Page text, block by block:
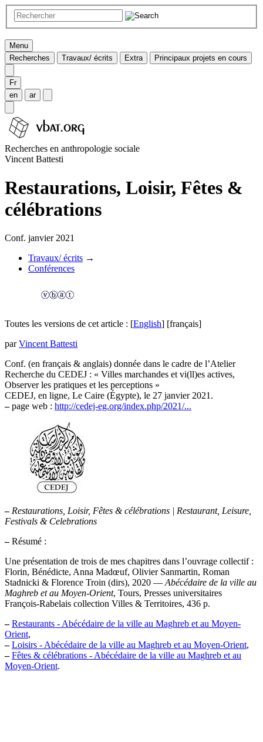
Menu
Recherches
Travaux/ écrits Extra Principaux projets en cours
Fr
en
ar
Recherches en anthropologie sociale
Vincent Battesti
Restaurations, Loisir, Fêtes &
célébrations
Conf. janvier 2021
Travaux/ écrits →
Conférences
Toutes les versions de cet article : [English] [français]
parVincent Battesti
Conf. (en français & anglais) donnée dans le cadre de l’Atelier
Recherche du CEDEJ : « Villes marchandes et vi(ll)es actives,
Observer les pratiques et les perceptions »
CEDEJ, en ligne, Le Caire (Égypte), le 27 janvier 2021.
–page web : http://cedej-eg.org/index.php/2021/...
– Restaurations, Loisir, Fêtes & célébrations | Restaurant, Leisure,
Festivals & Celebrations
–Résumé :
Une présentation de trois de mes chapitres dans l’ouvrage collectif :
Florin, Bénédicte, Anna Madœuf, Olivier Sanmartin, Roman
Stadnicki & Florence Troin (dirs), 2020 —Abécédaire de la ville au
Maghreb et au Moyen-Orient, Tours, Presses universitaires
François-Rabelais collection Villes & Territoires, 436 p.
– Restaurants - Abécédaire de la ville au Maghreb et au Moyen-
Orient,
– Loisirs - Abécédaire de la ville au Maghreb et au Moyen-Orient,
– Fêtes & célébrations - Abécédaire de la ville au Maghreb et au
Moyen-Orient.